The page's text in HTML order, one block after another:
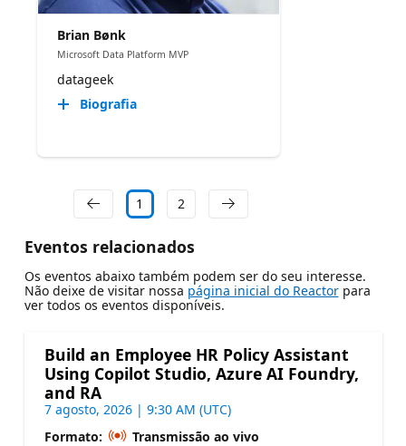
Brian Bønk
Microsoft Data Platform MVP
datageek
Biografia
1 2
Eventos relacionados
Os eventos abaixo também podem ser do seu interesse.
Não deixe de visitar nossa página inicial do Reactorpara
ver todos os eventos disponíveis.
Build an Employee HR Policy Assistant
Using Copilot Studio, Azure AI Foundry,
and RA
7 agosto, 2026 | 9:30 AM (UTC)
Formato:
Transmissão ao vivo